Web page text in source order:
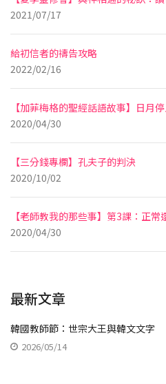
2021/07/17
給初信者的禱告攻略
2022/02/16
【加菲梅格的聖經話語故事】日月
2020/04/30
【三分錢專欄】孔夫子的判決
2020/10/02
【老師教我的那些事】第3課：正常
2020/04/30
最新文章
韓國教師節：世宗大王與韓文文字
2026/05/14